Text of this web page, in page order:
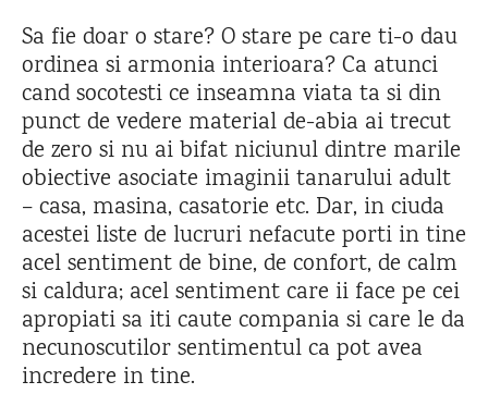
Sa fie doar o stare? O stare pe care ti-o dau
ordinea si armonia interioara? Ca atunci
cand socotesti ce inseamna viata ta si din
punct de vedere material de-abia ai trecut
de zero si nu ai bifat niciunul dintre marile
obiective asociate imaginii tanarului adult
– casa, masina, casatorie etc. Dar, in ciuda
acestei liste de lucruri nefacute porti in tine
acel sentiment de bine, de confort, de calm
si caldura; acel sentiment care ii face pe cei
apropiati sa iti caute compania si care le da
necunoscutilor sentimentul ca pot avea
incredere in tine.